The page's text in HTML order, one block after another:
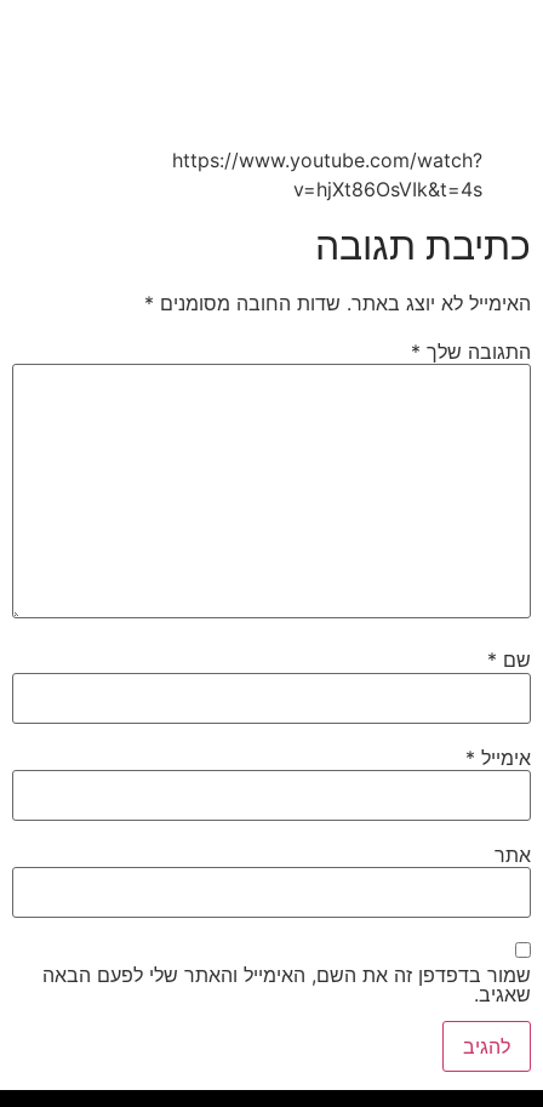
https://www.youtube.com/watch?
v=hjXt86OsVIk&t=4s
כתיבת תגובה
האימייל לא יוצג באתר. שדות החובה מסומנים *
התגובה שלך *
שם *
אימייל *
אתר
שמור בדפדפן זה את השם, האימייל והאתר שלי לפעם הבאה
שאגיב.